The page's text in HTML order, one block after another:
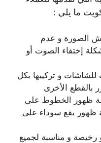
ما يلي :
الصورة و عدم
إختفاء الصوت أو
للشاشات و تركيبها بكل
بالقطع الأخرى
ظهور الخطوط على
ظهور بقع سوداء على
رخيصة و مناسبة لجميع